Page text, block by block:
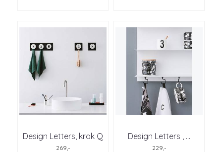
Design Letters, krok Q
269,-
Design Letters , ...
229,-